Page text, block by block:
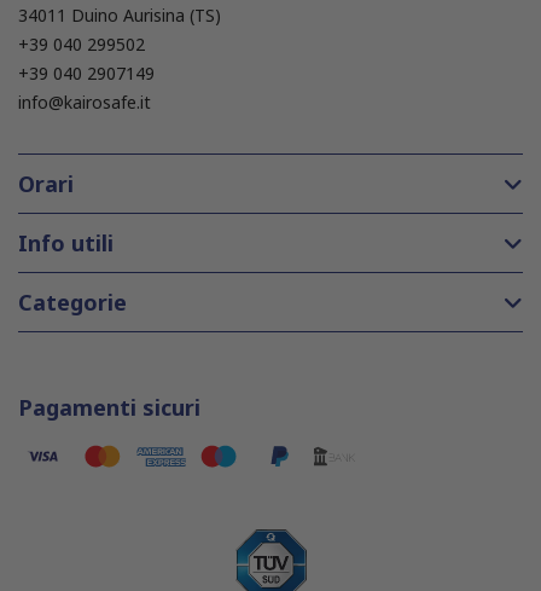
34011 Duino Aurisina (TS)
+39 040 299502
+39 040 2907149
info@kairosafe.it
Orari
Info utili
Categorie
Pagamenti sicuri